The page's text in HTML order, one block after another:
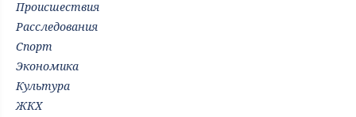
Происшествия
Расследования
Спорт
Экономика
Культура
ЖКХ